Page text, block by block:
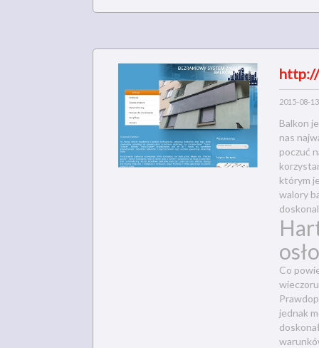
2015-08-13
Balkon
nas
poczuć
którym
walory
Co
jednak